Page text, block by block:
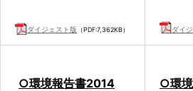
ダイジェスト版 （PDF:7,362KB） ダイ
○環境報告書2014 ○環